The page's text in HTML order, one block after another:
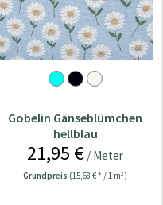
Gobelin Gänseblümchen
hellblau
21,95 € / Meter
Grundpreis (15,68 € * / 1 m²)